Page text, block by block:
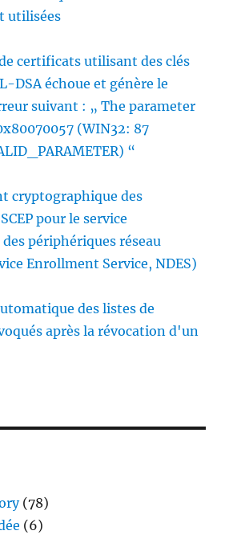
utilisées
certificats utilisant des clés
DSA échoue et génère le
suivant : „ The parameter
(WIN32: 87
“
cryptographique des
pour le service
périphériques réseau
Enrollment Service, NDES)
des listes de
après la révocation d'un
(78)
(6)